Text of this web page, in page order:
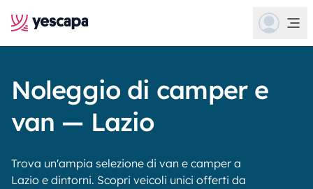
Noleggio di camper e
van — Lazio
Trova un'ampia selezione di van e camper a
Lazio e dintorni. Scopri veicoli unici offerti da